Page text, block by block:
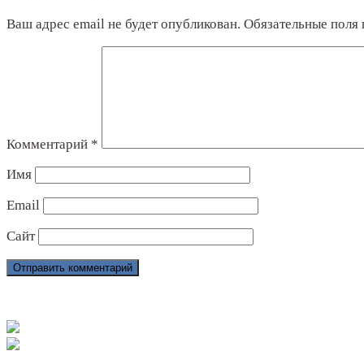
Ваш адрес email не будет опубликован. Обязательные
Комментарий *
Имя
Email
Сайт